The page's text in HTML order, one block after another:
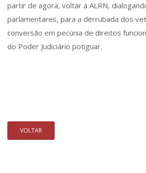
partir de agora, voltar à ALRN,
parlamentares, para a derrubada dos
conversão em pecúnia de direitos
do Poder Judiciário potiguar.
VOLTAR